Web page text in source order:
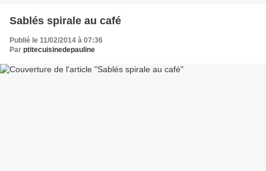
Sablés spirale au café
Publié le 11/02/2014 à 07:36
Par ptitecuisinedepauline